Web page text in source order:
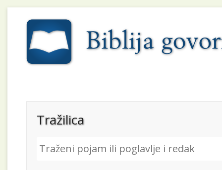
Tražilica